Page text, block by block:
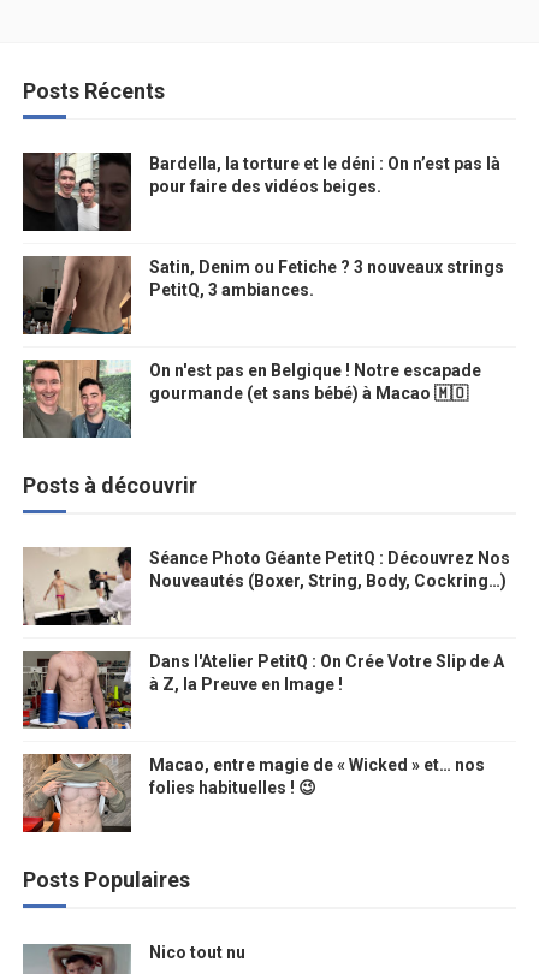
Posts Récents
Bardella, la torture et le déni : On n’est pas là
pour faire des vidéos beiges.
Satin, Denim ou Fetiche ? 3 nouveaux strings
PetitQ, 3 ambiances.
On n'est pas en Belgique ! Notre escapade
gourmande (et sans bébé) à Macao 🇲🇴
Posts à découvrir
Séance Photo Géante PetitQ : Découvrez Nos
Nouveautés (Boxer, String, Body, Cockring…)
Dans l'Atelier PetitQ : On Crée Votre Slip de A
à Z, la Preuve en Image !
Macao, entre magie de « Wicked » et… nos
folies habituelles ! 😉
Posts Populaires
Nico tout nu